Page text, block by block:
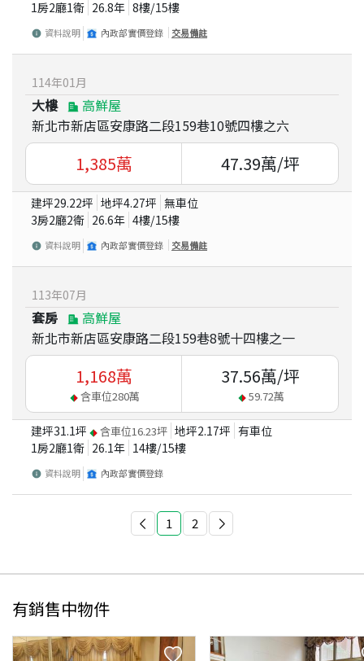
1房2廳1衛 26.8年 8樓/15樓
資料說明 內政部實價登錄 交易備註
114年01月
大樓
高鮮屋
新北市新店區安康路二段159巷10號四樓之六
1,385萬 47.39萬/坪
建坪29.22坪 地坪4.27坪 無車位
3房2廳2衛 26.6年 4樓/15樓
資料說明 內政部實價登錄 交易備註
113年07月
套房
高鮮屋
新北市新店區安康路二段159巷8號十四樓之一
1,168萬
含車位280萬
37.56萬/坪
59.72萬
建坪31.1坪 含車位16.23坪 地坪2.17坪 有車位
1房2廳1衛 26.1年 14樓/15樓
資料說明 內政部實價登錄
1 2
有銷售中物件